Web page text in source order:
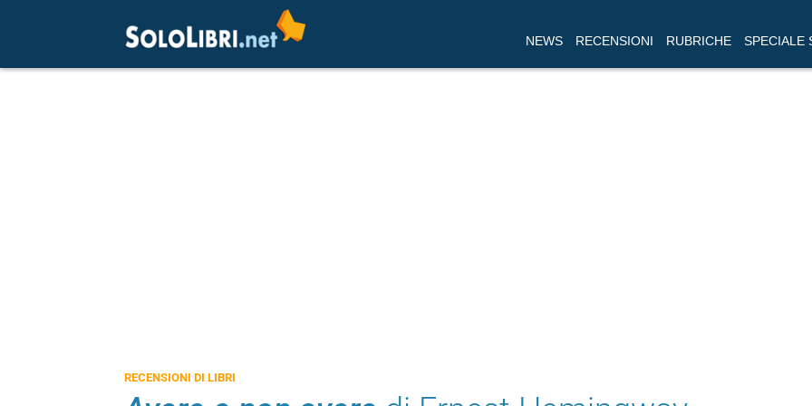
NEWS RECENSIONI RUBRICHE SPECIALE
RECENSIONI DI LIBRI